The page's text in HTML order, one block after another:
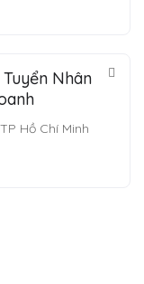
Nhân
TP Hồ Chí Minh